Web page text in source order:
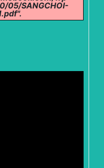
05/SANGCHOI-